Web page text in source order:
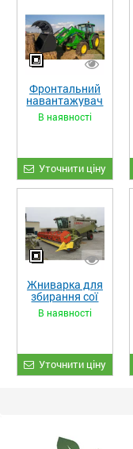
Фронтальний
навантажувач
«STRONG XL»
В наявності
Уточнити ціну
Жниварка для
збирання сої
та гороху
«ETTARO»
В наявності
Уточнити ціну